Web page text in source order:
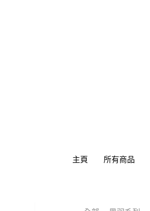
主頁 所有商品
主頁 所有商品